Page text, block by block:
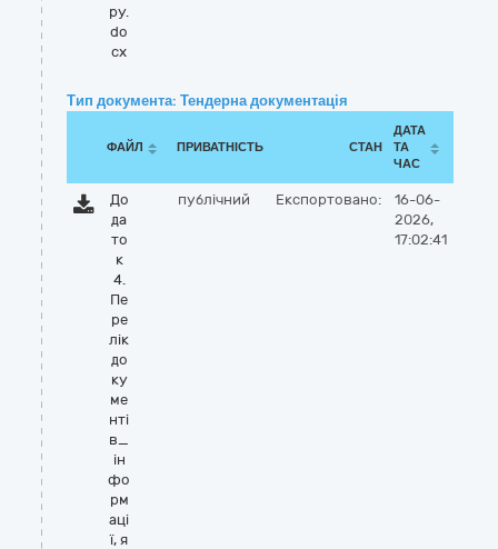
ру.
do
cx
Тип документа: Тендерна документація
ФАЙЛ ПРИВАТНІСТЬ СТАН
ДАТА
ТА
ЧАС
До
да
то
к
4.
Пе
ре
лік
до
ку
ме
нті
в_
ін
фо
рм
аці
ї, я
публічний Експортовано:
16-06-
2026,
17:02:41